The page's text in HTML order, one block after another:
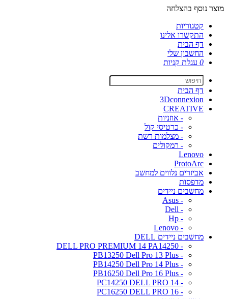
מוצר נוסף בהצלחה
קטגוריות
התקשרו אלינו
דף הבית
החשבון שלי
0 עגלת קניות
דף הבית
3Dconnexion
CREATIVE
- אוזניות
- כרטיסי קול
- מצלמות רשת
- רמקולים
Lenovo
ProtoArc
אביזרים נלווים למחשב
מדפסות
מחשבים ניידים
- Asus
- Dell
- Hp
- Lenovo
מחשבים ניידים DELL
- DELL PRO PREMIUM 14 PA14250
- PB13250 Dell Pro 13 Plus
- PB14250 Dell Pro 14 Plus
- PB16250 Dell Pro 16 Plus
- PC14250 DELL PRO 14
- PC16250 DELL PRO 16